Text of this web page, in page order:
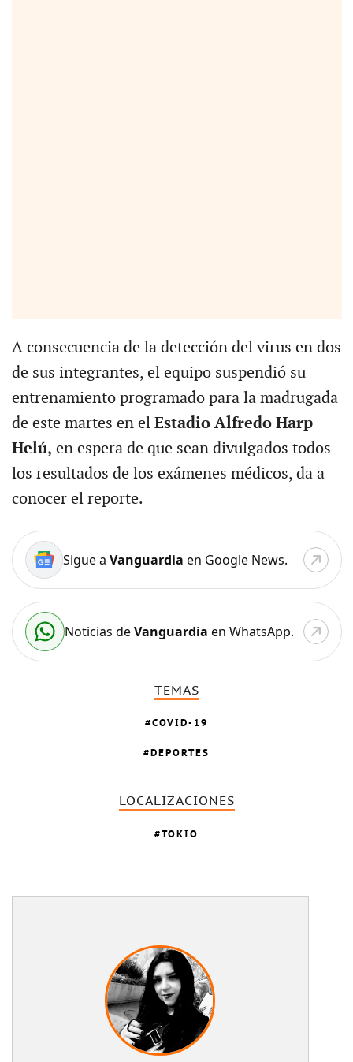
A consecuencia de la detección del virus en dos
de sus integrantes, el equipo suspendió su
entrenamiento programado para la madrugada
de este martes en el Estadio Alfredo Harp
Helú, en espera de que sean divulgados todos
los resultados de los exámenes médicos, da a
conocer el reporte.
Sigue a Vanguardia en Google News.
Noticias deVanguardia en WhatsApp.
TEMAS
COVID-19
DEPORTES
LOCALIZACIONES
TOKIO